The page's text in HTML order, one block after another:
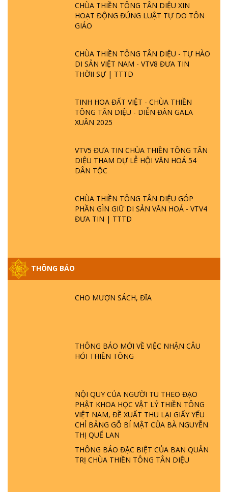
CHÙA THIỀN TÔNG TÂN DIỆU XIN
HOẠT ĐỘNG ĐÚNG LUẬT TỰ DO TÔN
GIÁO
CHÙA THIỀN TÔNG TÂN DIỆU - TỰ HÀO
DI SẢN VIỆT NAM - VTV8 ĐƯA TIN
THỜII SỰ | TTTD
TINH HOA ĐẤT VIỆT - CHÙA THIỀN
TÔNG TÂN DIỆU - DIỄN ĐÀN GALA
XUÂN 2025
VTV5 ĐƯA TIN CHÙA THIỀN TÔNG TÂN
DIỆU THAM DỰ LỄ HỘI VĂN HOÁ 54
DÂN TỘC
CHÙA THIỀN TÔNG TÂN DIỆU GÓP
PHẦN GÌN GIỮ DI SẢN VĂN HOÁ - VTV4
ĐƯA TIN | TTTD
THÔNG BÁO
CHO MƯỢN SÁCH, ĐĨA
THÔNG BÁO MỚI VỀ VIỆC NHẬN CÂU
HỎI THIỀN TÔNG
NỘI QUY CỦA NGƯỜI TU THEO ĐẠO
PHẬT KHOA HỌC VẬT LÝ THIỀN TÔNG
VIỆT NAM, ĐỀ XUẤT THU LẠI GIẤY YẾU
CHỈ BẢNG GỖ BÍ MẬT CỦA BÀ NGUYỄN
THỊ QUẾ LAN
THÔNG BÁO ĐẶC BIỆT CỦA BAN QUẢN
TRỊ CHÙA THIỀN TÔNG TÂN DIỆU
GIẢI ĐÁP ĐẶC BIỆT P25 - SUỐT 49 NĂM
PHẬT KHÔNG NÓI? HỘI LONG HOA LÀ
HỘI GÌ? TỬ VÌ ĐẠO
PHẬT GIỚI CÓ THỜI GIAN KHÔNG? |
TTTD
LÀ AI? QUỶ SA TĂNG? | TTTD
GIẢI ĐÁP THIỀN TÔNG ĐẶC BIỆT P22 - TẠI
SAO TRÁI ĐẤT NHIỀU THIÊN TAI - LŨ LỤT
- HỎA HOẠN | TTTD
GIẢI ĐÁP THIỀN TÔNG ĐẶC BIỆT P21 - TẠI